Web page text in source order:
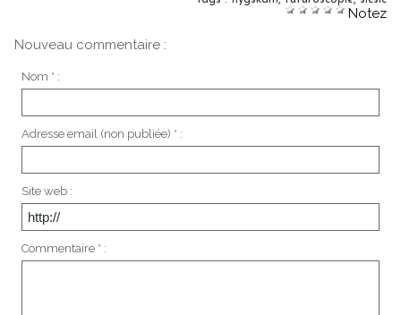
Notez
Nouveau commentaire :
Nom * :
Adresse email (non publiée) * :
Site web :
Commentaire * :